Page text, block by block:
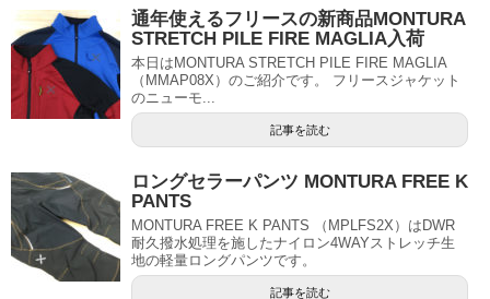
通年使えるフリースの新商品MONTURA
STRETCH PILE FIRE MAGLIA入荷
本日はMONTURA STRETCH PILE FIRE MAGLIA
（MMAP08X）のご紹介です。 フリースジャケット
のニューモ...
記事を読む
ロングセラーパンツ MONTURA FREE K
PANTS
MONTURA FREE K PANTS （MPLFS2X）はDWR
耐久撥水処理を施したナイロン4WAYストレッチ生
地の軽量ロングパンツです。
記事を読む